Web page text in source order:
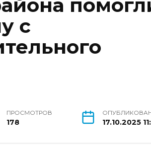
с
ПРОСМОТРОВ
178 17.10.2025